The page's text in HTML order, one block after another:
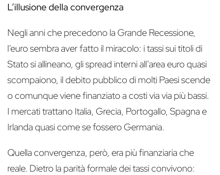
L’illusione della convergenza
Negli anni che precedono la Grande Recessione,
l’euro sembra aver fatto il miracolo: i tassi sui titoli di
Stato si allineano, gli spread interni all’area euro quasi
scompaiono, il debito pubblico di molti Paesi scende
o comunque viene finanziato a costi via via più bassi.
I mercati trattano Italia, Grecia, Portogallo, Spagna e
Irlanda quasi come se fossero Germania.
Quella convergenza, però, era più finanziaria che
reale. Dietro la parità formale dei tassi convivono: